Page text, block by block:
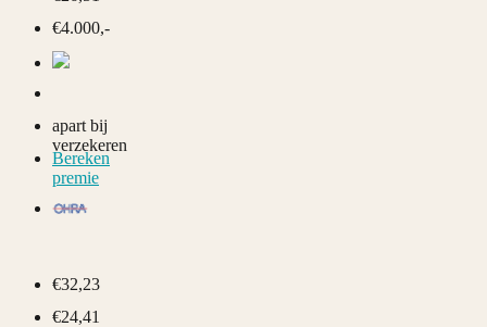
€4.000,-
apart bij
verzekeren
Bereken
premie
€32,23
€24,41